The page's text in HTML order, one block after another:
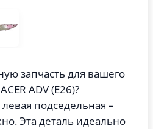
запчасть для вашего
ADV (Е26)?
подседельная –
Эта деталь идеально